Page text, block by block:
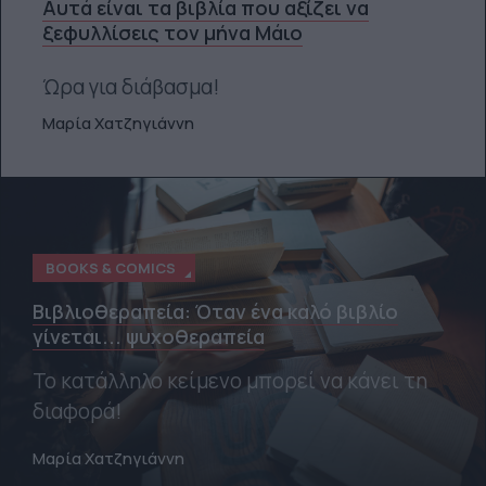
Αυτά είναι τα βιβλία που αξίζει να
ξεφυλλίσεις τον μήνα Μάιο
Ώρα για διάβασμα!
Μαρία Χατζηγιάννη
BOOKS & COMICS
Βιβλιοθεραπεία: Όταν ένα καλό βιβλίο
γίνεται... ψυχοθεραπεία
Το κατάλληλο κείμενο μπορεί να κάνει τη
διαφορά!
Μαρία Χατζηγιάννη